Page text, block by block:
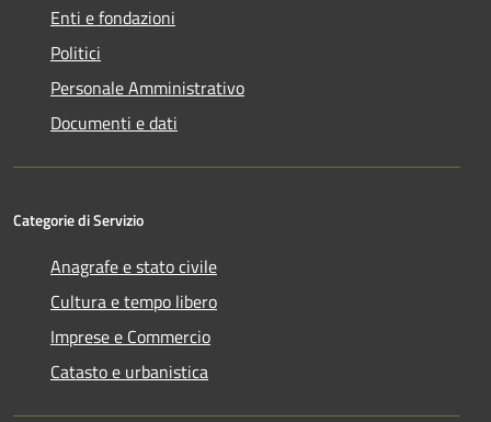
Enti e fondazioni
Politici
Personale Amministrativo
Documenti e dati
Categorie di Servizio
Anagrafe e stato civile
Cultura e tempo libero
Imprese e Commercio
Catasto e urbanistica